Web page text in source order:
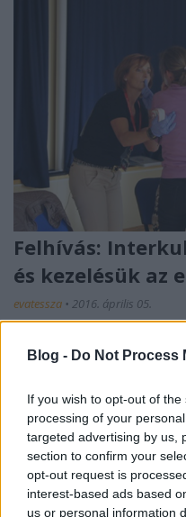
Blog - Do Not Process
If you wish to opt-out of
processing of your
targeted advertising by us,
section to confirm your
opt-out request is
interest-based ads based
us or personal information
Felhívás:
és kezelésük az
evatessza • 2016. április 05.
Az Artemisszió
kompetenciafejlesztő
egészségügy területén
számára.